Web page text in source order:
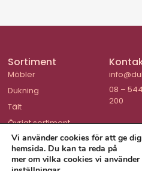
Sortiment
Möbler
Dukning
Tält
Övrigt sortiment
08 –
200
Vi använder cookies för att ge
hemsida. Du kan ta reda på
mer om vilka cookies vi